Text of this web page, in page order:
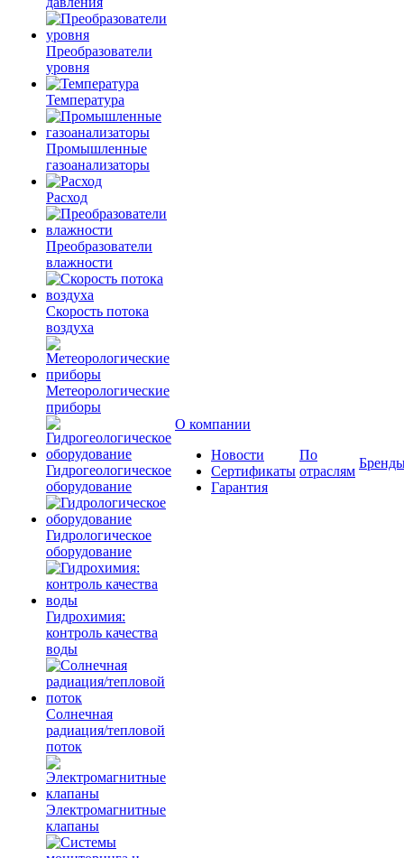
Преобразователи
уровня
Температура
Промышленные
газоанализаторы
Расход
Преобразователи
влажности
Скорость потока
воздуха
Метеорологические
приборы
Гидрогеологическое
оборудование
Гидрологическое
оборудование
Гидрохимия:
контроль качества
воды
Солнечная
радиация/тепловой
поток
Электромагнитные
клапаны
О компании
Новости
Сертификаты
Гарантия
По
отраслям